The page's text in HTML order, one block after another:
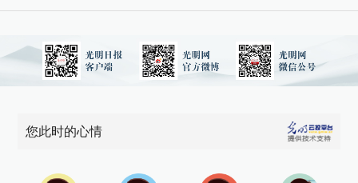
您此时的心情